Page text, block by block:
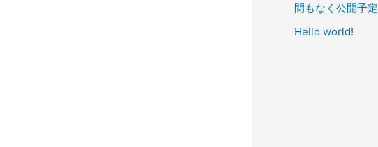
間もなく公開予定
Hello world!